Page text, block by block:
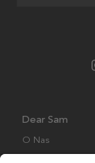
Dear Sam
O Nas